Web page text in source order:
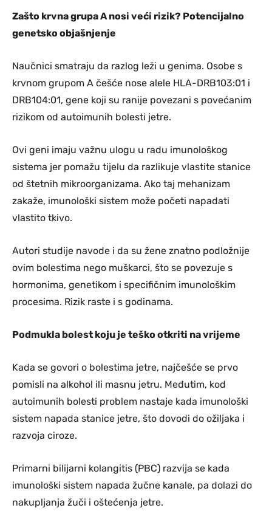
Zašto krvna grupa A nosi veći rizik? Potencijalno
genetsko objašnjenje
Naučnici smatraju da razlog leži u genima. Osobe s
krvnom grupom A češće nose alele HLA-DRB103:01 i
DRB104:01, gene koji su ranije povezani s povećanim
rizikom od autoimunih bolesti jetre.
Ovi geni imaju važnu ulogu u radu imunološkog
sistema jer pomažu tijelu da razlikuje vlastite stanice
od štetnih mikroorganizama. Ako taj mehanizam
zakaže, imunološki sistem može početi napadati
vlastito tkivo.
Autori studije navode i da su žene znatno podložnije
ovim bolestima nego muškarci, što se povezuje s
hormonima, genetikom i specifičnim imunološkim
procesima. Rizik raste i s godinama.
Podmukla bolest koju je teško otkriti na vrijeme
Kada se govori o bolestima jetre, najčešće se prvo
pomisli na alkohol ili masnu jetru. Međutim, kod
autoimunih bolesti problem nastaje kada imunološki
sistem napada stanice jetre, što dovodi do ožiljaka i
razvoja ciroze.
Primarni bilijarni kolangitis (PBC) razvija se kada
imunološki sistem napada žučne kanale, pa dolazi do
nakupljanja žuči i oštećenja jetre.